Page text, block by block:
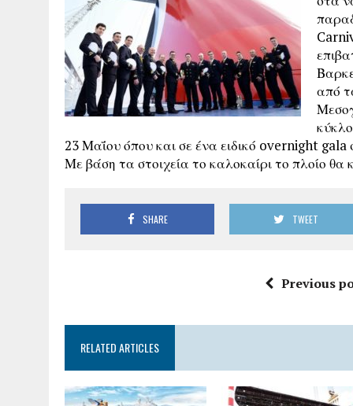
από
23 Μαΐου όπου και σε ένα ειδικό overnight gala
Με βάση τα στοιχεία το καλοκαίρι το πλοίο θα
SHARE TWEET
Previous
RELATED ARTICLES